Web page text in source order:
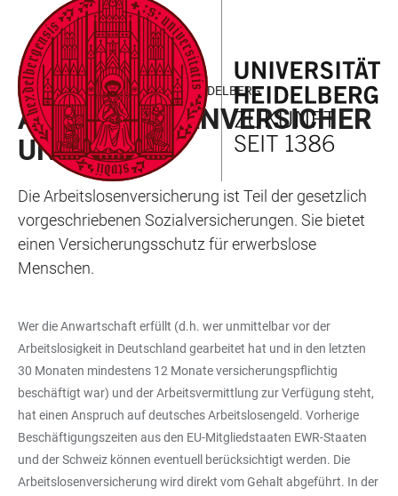
LINKS
ZUR
BARRIEREFREIHEIT
ZUM
HAUPTINHALT
HAUPTNAVIGATION
ÖFFNEN
WEBSEITENSUCHE
ÖFFNEN
ARBEITEN UND FORSCHEN IN HEIDELBERG
ARBEITSLOSENVERSICHER
UNG
Die Arbeitslosenversicherung ist Teil der gesetzlich
vorgeschriebenen Sozialversicherungen. Sie bietet
einen Versicherungsschutz für erwerbslose
Menschen.
Wer die Anwartschaft erfüllt (d.h. wer unmittelbar vor der
Arbeitslosigkeit in Deutschland gearbeitet hat und in den letzten
30 Monaten mindestens 12 Monate versicherungspflichtig
beschäftigt war) und der Arbeitsvermittlung zur Verfügung steht,
hat einen Anspruch auf deutsches Arbeitslosengeld. Vorherige
Beschäftigungszeiten aus den EU-Mitgliedstaaten EWR-Staaten
und der Schweiz können eventuell berücksichtigt werden. Die
Arbeitslosenversicherung wird direkt vom Gehalt abgeführt. In der